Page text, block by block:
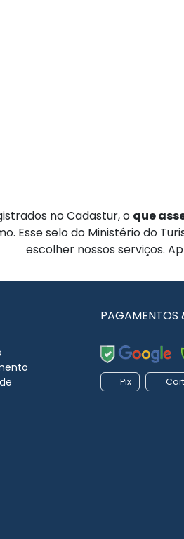
no Cadastur, o que
Esse selo do Ministério do
escolher nossos serviços.
PAGAMENTOS
Pix